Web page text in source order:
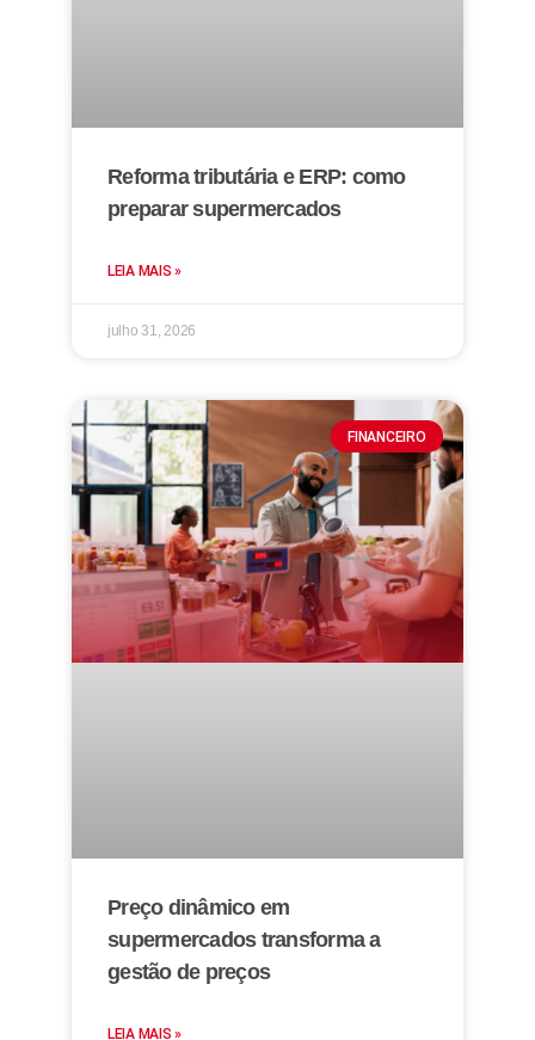
Reforma tributária e ERP: como
preparar supermercados
LEIA MAIS »
julho 31, 2026
FINANCEIRO
Preço dinâmico em
supermercados transforma a
gestão de preços
LEIA MAIS »